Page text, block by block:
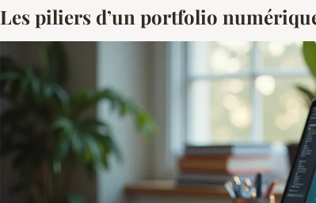
Les piliers d’un portfolio